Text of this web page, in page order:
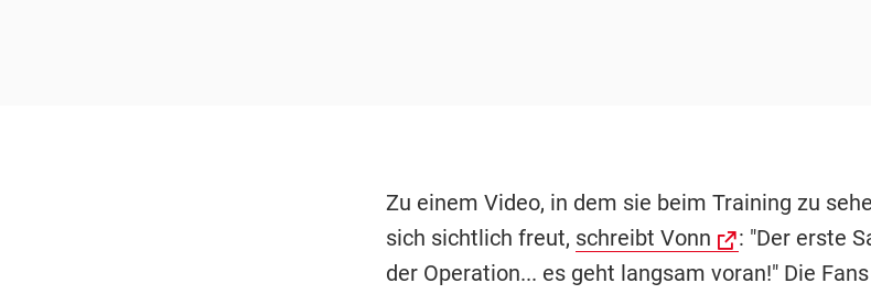
Zu einem Video, in dem sie beim Training zu
sich sichtlich freut, schreibt Vonn
: "Der erste
der Operation... es geht langsam voran!" Die